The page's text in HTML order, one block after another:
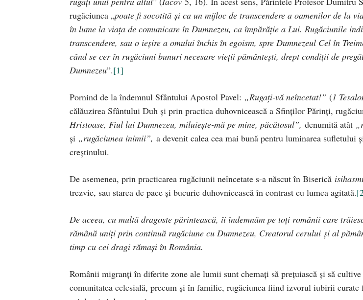
rugăciunea „poate fi socotită și ca un mijloc de transcendere a oamenilor de la
în lume la viața de comunicare în Dumnezeu, ca împărăție a Lui. Rugăciunile
transcendere, sau o ieșire a omului închis în egoism, spre Dumnezeul Cel în
când se cer în rugăciuni bunuri necesare vieții pământești, drept condiții de
Dumnezeu”.[1]
Pornind de la îndemnul Sfântului Apostol Pavel: „Rugați-vă neîncetat!” (1
călăuzirea Sfântului Duh și prin practica duhovnicească a Sfinților Părinți,
Hristoase, Fiul lui Dumnezeu, miluiește-mă pe mine, păcătosul”, denumită atât
și „rugăciunea inimii”, a devenit calea cea mai bună pentru luminarea sufletului
creştinului.
De asemenea, prin practicarea rugăciunii neîncetate s-a născut în Biserică
trezvie, sau starea de pace şi bucurie duhovnicească în contrast cu lumea agitată.
De aceea, cu multă dragoste părintească, îi îndemnăm pe toți românii care
rămână uniţi prin continuă rugăciune cu Dumnezeu, Creatorul cerului și al
timp cu cei dragi rămași în România.
Românii migranți în diferite zone ale lumii sunt chemaţi să prețuiască și să
comunitatea eclesială, precum și în familie, rugăciunea fiind izvorul iubirii curate